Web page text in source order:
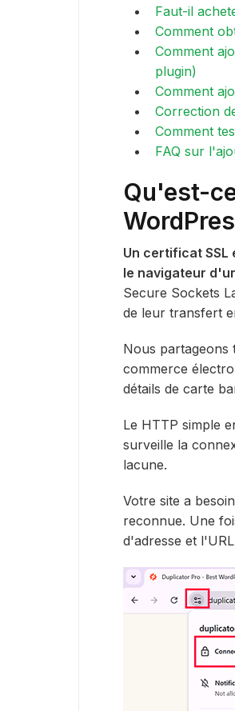
Faut-il
Comment
Comment
plugin)
Comment
Correction
Comment
FAQ sur
Qu'est-
Un certificat
le navigateur
Secure Sockets
de leur transfert
Nous partageons
commerce
détails de carte
Le HTTP simple
surveille la
lacune.
Votre site a
reconnue. Une
d'adresse et